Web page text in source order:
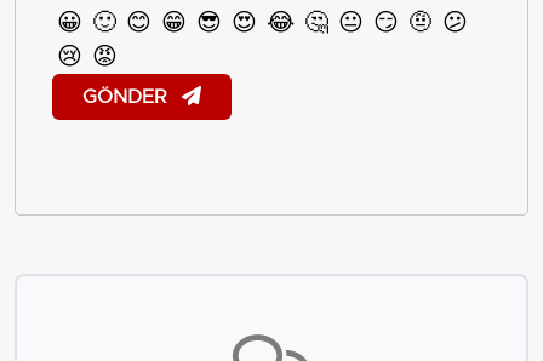
😀 🙂 😊 😁 😎 😍 😂 🤔 😐 😏 🤨 😕
😢 😡
GÖNDER